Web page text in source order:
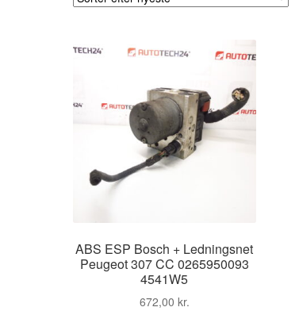
ABS ESP Bosch + Ledningsnet
Peugeot 307 CC 0265950093
4541W5
672,00 kr.